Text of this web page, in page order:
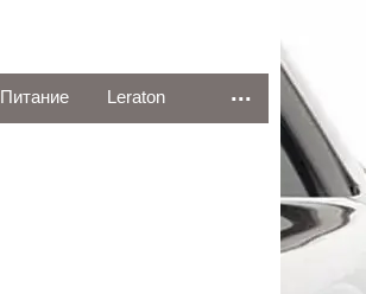
Питание Leraton ...